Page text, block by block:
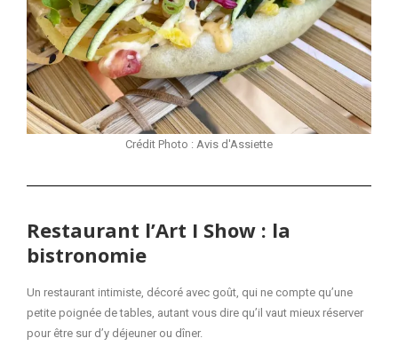
Crédit Photo : Avis d'Assiette
Restaurant l’Art I Show : la
bistronomie
Un restaurant intimiste, décoré avec goût, qui ne compte qu’une
petite poignée de tables, autant vous dire qu’il vaut mieux réserver
pour être sur d’y déjeuner ou dîner.